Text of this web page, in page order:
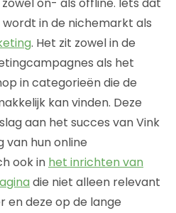
in de nichemarkt als
. Het zit zowel in de
als het
in categorieën die de
kan vinden. Deze
aan het succes van Vink
van hun online
ook in het inrichten van
die niet alleen relevant
en deze op de lange